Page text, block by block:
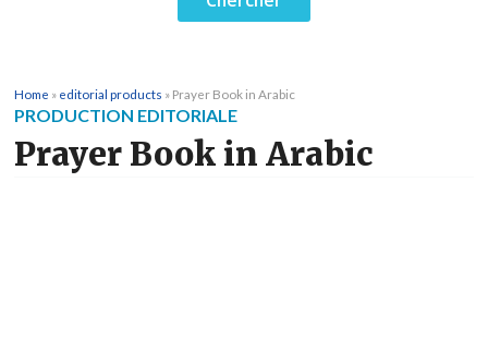
Home » editorial products » Prayer Book in Arabic
PRODUCTION EDITORIALE
Prayer Book in Arabic